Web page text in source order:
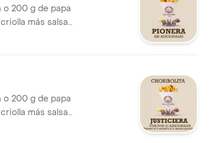
o 200 g de papa
más salsa
y
o 200 g de papa
más salsa
porción